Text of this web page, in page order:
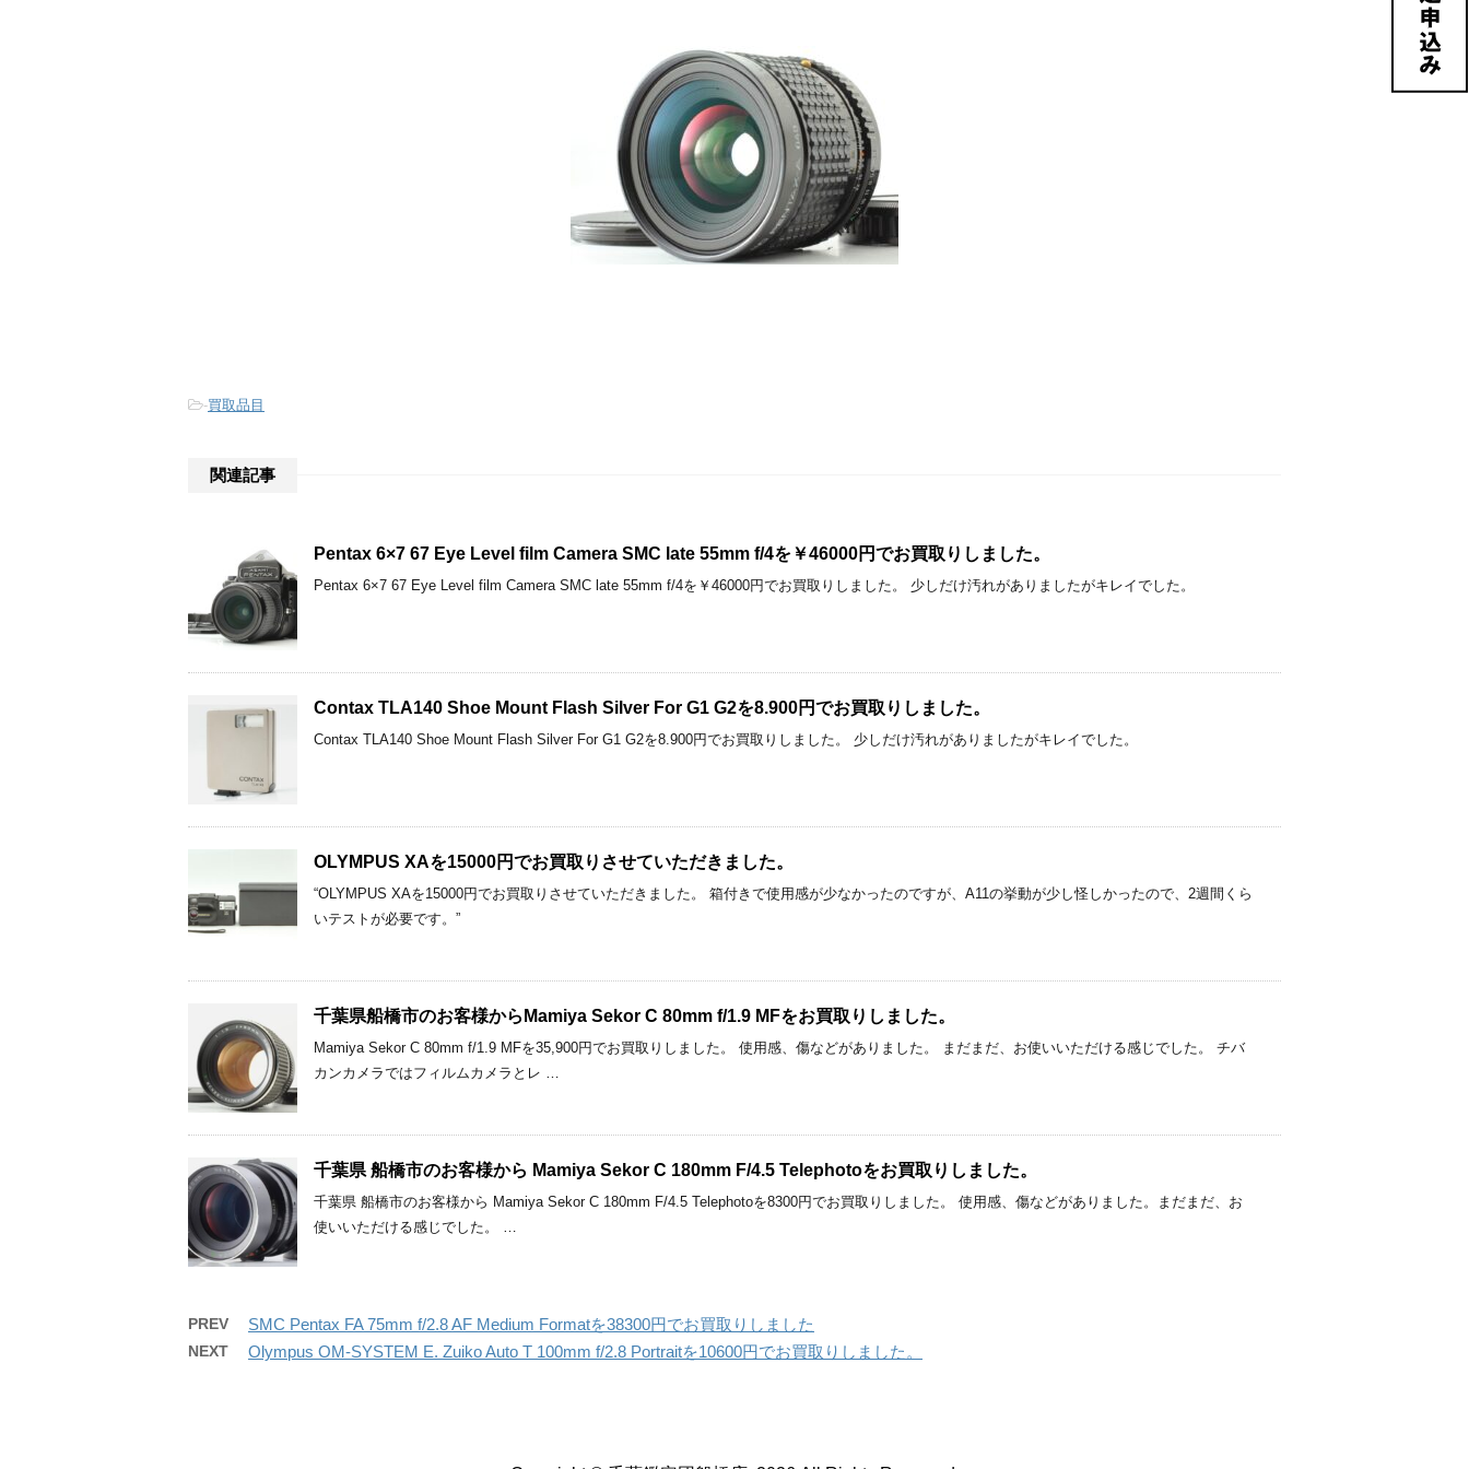
-買取品目
関連記事
Pentax 6×7 67 Eye Level film Camera SMC late 55mm f/4を￥46000円でお買取りしました。
Pentax 6×7 67 Eye Level film Camera SMC late 55mm f/4を￥46000円でお買取りしました。 少しだけ汚れがありましたがキレイでした。
Contax TLA140 Shoe Mount Flash Silver For G1 G2を8.900円でお買取りしました。
Contax TLA140 Shoe Mount Flash Silver For G1 G2を8.900円でお買取りしました。 少しだけ汚れがありましたがキレイでした。
OLYMPUS XAを15000円でお買取りさせていただきました。
“OLYMPUS XAを15000円でお買取りさせていただきました。 箱付きで使用感が少なかったのですが、A11の挙動が少し怪しかったので、2週間くら
いテストが必要です。”
千葉県船橋市のお客様からMamiya Sekor C 80mm f/1.9 MFをお買取りしました。
Mamiya Sekor C 80mm f/1.9 MFを35,900円でお買取りしました。 使用感、傷などがありました。 まだまだ、お使いいただける感じでした。 チバ
カンカメラではフィルムカメラとレ …
千葉県 船橋市のお客様から Mamiya Sekor C 180mm F/4.5 Telephotoをお買取りしました。
千葉県 船橋市のお客様から Mamiya Sekor C 180mm F/4.5 Telephotoを8300円でお買取りしました。 使用感、傷などがありました。まだまだ、お
使いいただける感じでした。 …
PREV SMC Pentax FA 75mm f/2.8 AF Medium Formatを38300円でお買取りしました
NEXT Olympus OM-SYSTEM E. Zuiko Auto T 100mm f/2.8 Portraitを10600円でお買取りしました。